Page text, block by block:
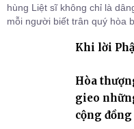
hùng Liệt sĩ không chỉ là
mỗi người biết trân quý hòa
Khi lời
Hòa
gieo
cộng đồng